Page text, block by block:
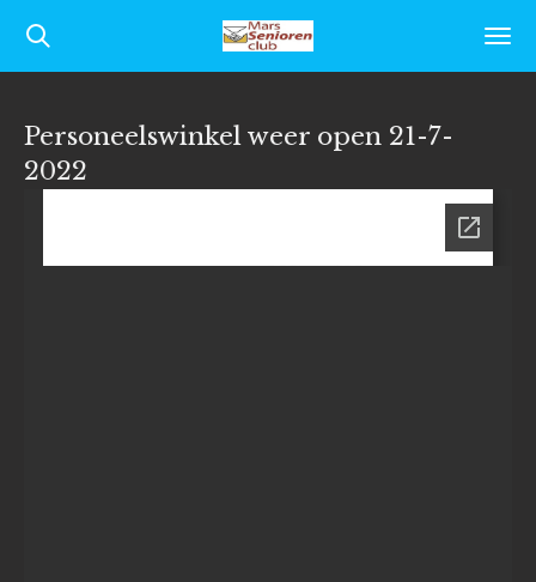
Ga
direct
de
hoofdinhoud
Personeelswinkel weer open 21-7-
2022